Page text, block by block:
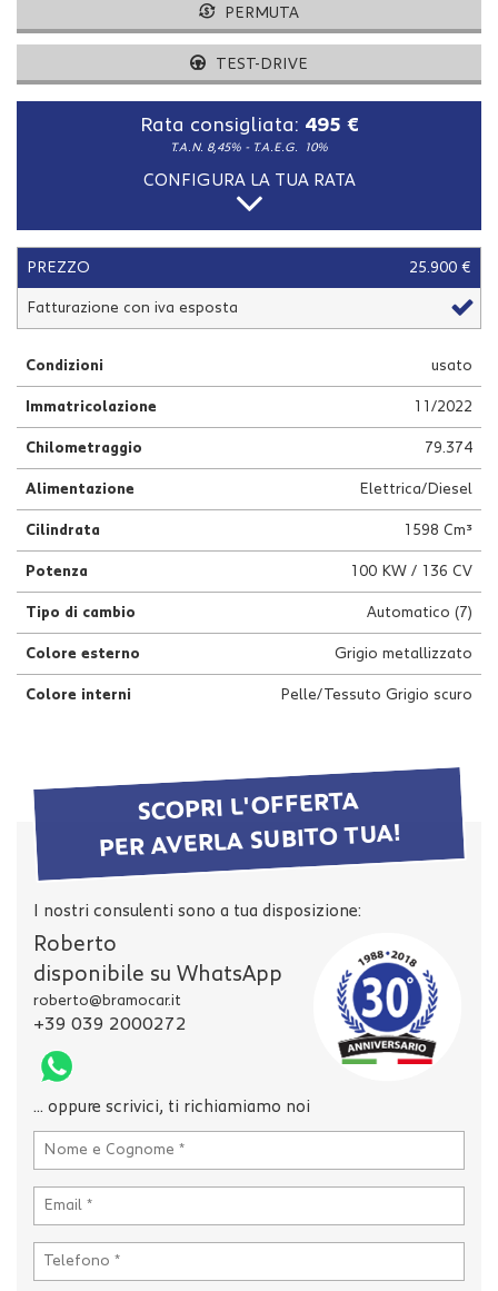
PERMUTA
TEST-DRIVE
Rata consigliata: 495 €
T.A.N. 8,45% - T.A.E.G. 10%
CONFIGURA LA TUA RATA
PREZZO 25.900 €
Fatturazione con iva esposta
Condizioni usato
Immatricolazione 11/2022
Chilometraggio 79.374
Alimentazione Elettrica/Diesel
Cilindrata 1598 Cm³
Potenza 100 KW / 136 CV
Tipo di cambio Automatico (7)
Colore esterno Grigio metallizzato
Colore interni Pelle/Tessuto Grigio scuro
SCOPRI L'OFFERTA
PER AVERLA SUBITO TUA!
I nostri consulenti sono a tua disposizione:
Roberto
disponibile su WhatsApp
roberto@bramocar.it
+39 039 2000272
... oppure scrivici, ti richiamiamo noi
di
sul
funzionamento
di
questi
di
si
rimanda
alla
cookie
policy.
Puoi
rivedere
modificare
tue
scelte
qualsiasi
Cookie delle preferenze
Cookie per il miglioramento dell'esperienza utente
Cookie di marketing
Leggi
la
policy